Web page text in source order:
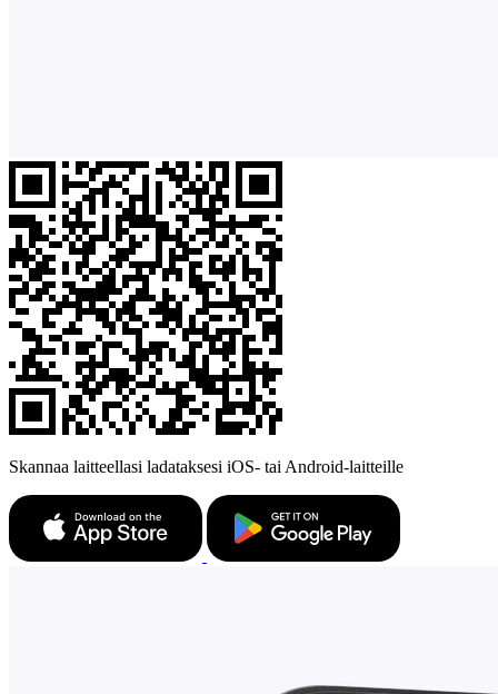
Skannaa laitteellasi ladataksesi iOS- tai Android-laitteille